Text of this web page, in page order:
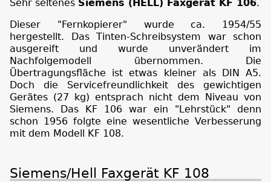
Sehr seltenes Siemens (HELL) Faxgerät KF 106.
Dieser "Fernkopierer" wurde ca. 1954/55
hergestellt. Das Tinten-Schreibsystem war schon
ausgereift und wurde unverändert im
Nachfolgemodell übernommen. Die
Übertragungsfläche ist etwas kleiner als DIN A5.
Doch die Servicefreundlichkeit des gewichtigen
Gerätes (27 kg) entsprach nicht dem Niveau von
Siemens. Das KF 106 war ein "Lehrstück" denn
schon 1956 folgte eine wesentliche Verbesserung
mit dem Modell KF 108.
Siemens/Hell Faxgerät KF 108